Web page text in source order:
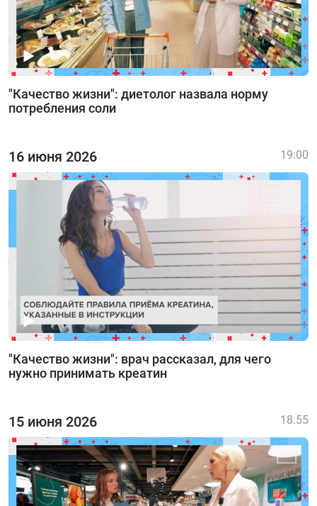
"Качество жизни": диетолог назвала норму
потребления соли
16 июня 2026
"Качество жизни": врач рассказал, для чего
нужно принимать креатин
19:00
15 июня 2026 18:55